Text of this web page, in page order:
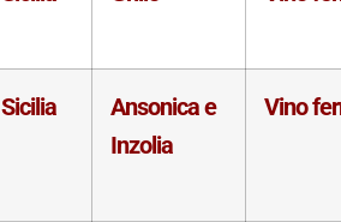
Sicilia
Ansonica e
Inzolia
Vino